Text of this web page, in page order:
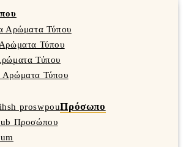
Αρώματα Τύπου
Τύπου
Τύπου
Αρώματα Τύπου
Πρόσωπο
Προσώπου